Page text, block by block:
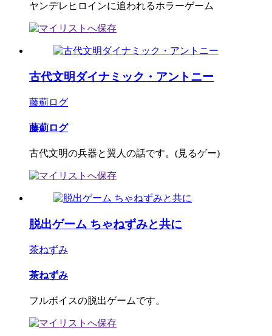
ヤンデレヒロインに追われるホラーゲーム
古代文明ダイナミック・アントニー
藤薊ログ
藤薊ログ
古代文明の兵器と翼人の話です。(見るゲー)
脱出ゲーム ちゃねずみと共に
茶ねずみ
茶ねずみ
フルボイスの脱出ゲームです。